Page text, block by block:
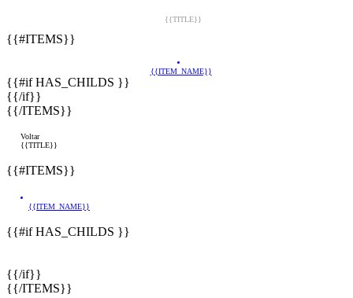
{{TITLE}}
{{#ITEMS}}
{{ITEM_NAME}}
{{#if HAS_CHILDS }}
{{/if}}
{{/ITEMS}}
Voltar
{{TITLE}}
{{#ITEMS}}
{{ITEM_NAME}}
{{#if HAS_CHILDS }}
{{/if}}
{{/ITEMS}}